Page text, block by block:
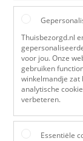
Thuisbezorgd.nl
voor jou. Onze
gebruiken
winkelmandje zat
analytische
verbeteren.
Essentiële